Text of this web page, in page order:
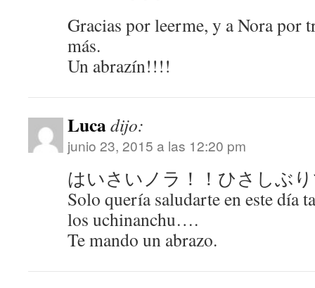
Gracias por leerme, y a Nora por
más.
Un abrazín!!!!
Lucadijo:
junio 23, 2015 a las 12:20 pm
はいさいノラ！！ひさしぶ
Solo quería saludarte en este día
los uchinanchu….
Te mando un abrazo.